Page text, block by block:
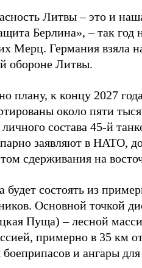
Литвы – это и
Берлина», – так год
Мерц. Германия взяла
обороне Литвы.
плану, к концу 2027
около пяти
состава 45-й
заявляют в НАТО,
сдерживания на
будет состоять из
Основной точкой
Пуща) – лесной
примерно в 35 км
и ангары